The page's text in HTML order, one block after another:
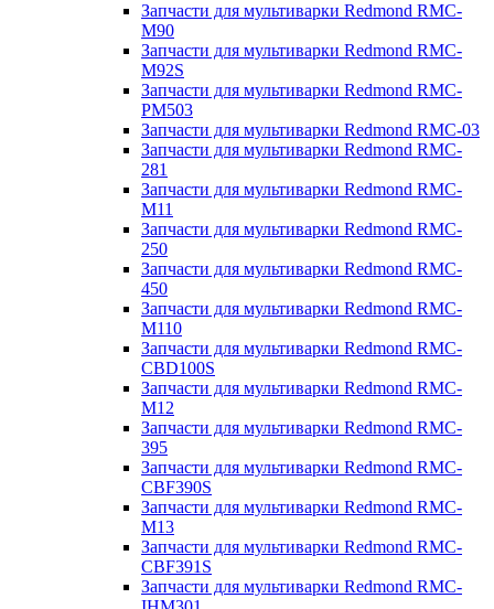
Запчасти для мультиварки Redmond RMC-
M90
Запчасти для мультиварки Redmond RMC-
M92S
Запчасти для мультиварки Redmond RMC-
PM503
Запчасти для мультиварки Redmond RMC-03
Запчасти для мультиварки Redmond RMC-
281
Запчасти для мультиварки Redmond RMC-
M11
Запчасти для мультиварки Redmond RMC-
250
Запчасти для мультиварки Redmond RMC-
450
Запчасти для мультиварки Redmond RMC-
M110
Запчасти для мультиварки Redmond RMC-
CBD100S
Запчасти для мультиварки Redmond RMC-
M12
Запчасти для мультиварки Redmond RMC-
395
Запчасти для мультиварки Redmond RMC-
CBF390S
Запчасти для мультиварки Redmond RMC-
M13
Запчасти для мультиварки Redmond RMC-
CBF391S
Запчасти для мультиварки Redmond RMC-